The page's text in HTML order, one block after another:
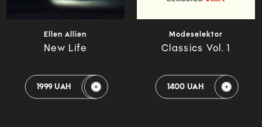
Ellen Allien
New Life
1999 UAH
Modeselektor
Classics Vol. 1
1400 UAH